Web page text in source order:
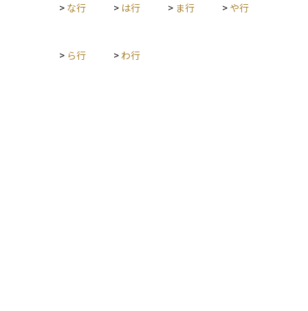
> な行 > は行 > ま行 > や行
> ら行 > わ行